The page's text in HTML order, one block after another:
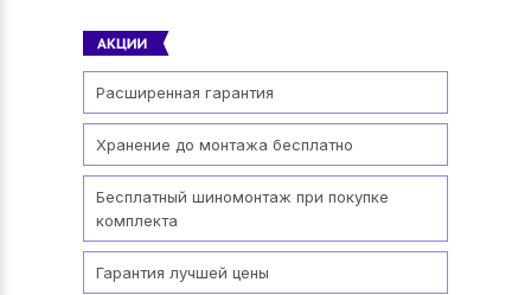
Расширенная гарантия
Хранение до монтажа бесплатно
Бесплатный шиномонтаж при покупке
комплекта
Гарантия лучшей цены